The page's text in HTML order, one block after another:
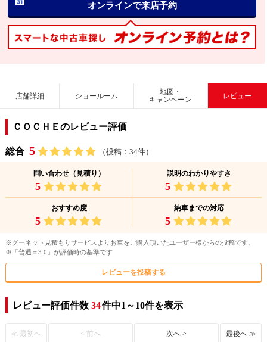
オンラインで来店予約
店舗詳細 ショールーム
地図・
キャンペーン
レビュー
ＣＯＣＨＥのレビュー評価
総合 5 （投稿：34件）
問い合わせ（見積り）
5
説明のわかりやすさ
5
おすすめ度
5
納車までの対応
5
※グーネット見積もりサービスよりお車をご購入頂いたユーザー様からの投稿です。
※「普通＝3.0」が評価時の基準です
レビューを投稿する
レビュー評価件数 34件中1～10件を表示
≪ 最初へ < 前へ 次へ > 最後へ ≫